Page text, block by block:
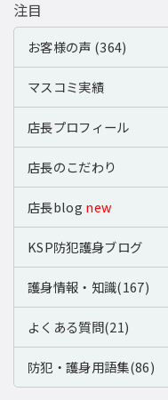
注目
お客様の声 (364)
マスコミ実績
店長プロフィール
店長のこだわり
店長blog new
KSP防犯護身ブログ
護身情報・知識(167)
よくある質問(21)
防犯・護身用語集(86)